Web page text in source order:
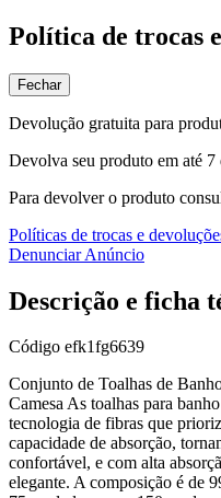
Política de trocas
Fechar
Devolução gratuita para
Devolva seu produto em até 7
Para devolver o produto
Políticas de trocas e
Denunciar Anúncio
Descrição e ficha
Código efk1fg6639
Conjunto de Toalhas de
Camesa As toalhas para
tecnologia de fibras que
capacidade de absorção,
confortável, e com alta
elegante. A composição é de